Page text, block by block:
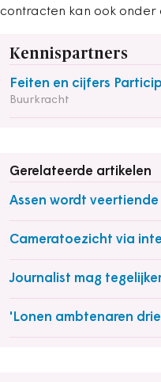
contracten kan ook onder
Kennispartners
Feiten en cijfers
Buurkracht
Gerelateerde artikelen
Assen wordt
Cameratoezicht via
Journalist mag
'Lonen ambtenaren